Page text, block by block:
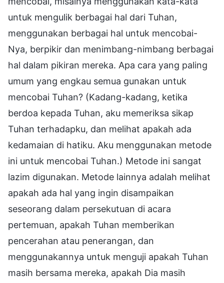
untuk mengulik berbagai hal dari Tuhan,
menggunakan berbagai hal untuk mencobai-
Nya, berpikir dan menimbang-nimbang berbagai
hal dalam pikiran mereka. Apa cara yang paling
umum yang engkau semua gunakan untuk
mencobai Tuhan? (Kadang-kadang, ketika
berdoa kepada Tuhan, aku memeriksa sikap
Tuhan terhadapku, dan melihat apakah ada
kedamaian di hatiku. Aku menggunakan metode
ini untuk mencobai Tuhan.) Metode ini sangat
lazim digunakan. Metode lainnya adalah melihat
apakah ada hal yang ingin disampaikan
seseorang dalam persekutuan di acara
pertemuan, apakah Tuhan memberikan
pencerahan atau penerangan, dan
menggunakannya untuk menguji apakah Tuhan
masih bersama mereka, apakah Dia masih